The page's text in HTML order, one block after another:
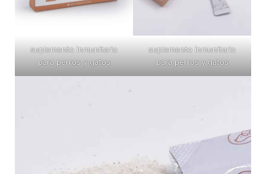
suplemento inmunitario
para perros y gatos
suplemento inmunitario
para perros y gatos